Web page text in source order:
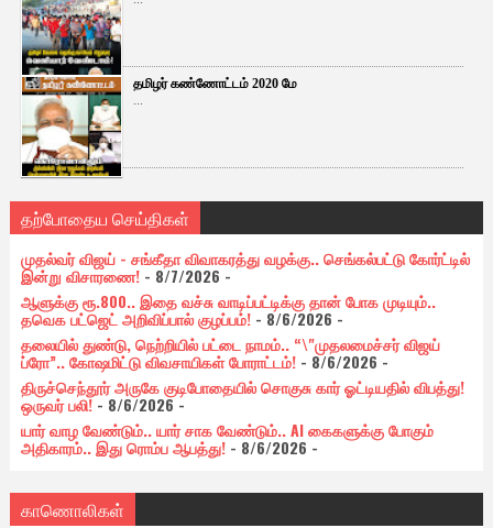
தமிழர் கண்ணோட்டம் 2020 மே
...
தற்போதைய செய்திகள்
முதல்வர் விஜய் - சங்கீதா விவாகரத்து வழக்கு.. செங்கல்பட்டு கோர்ட்டில்
இன்று விசாரணை!- 8/7/2026 -
ஆளுக்கு ரூ.800.. இதை வச்சு வாடிப்பட்டிக்கு தான் போக முடியும்..
தவெக பட்ஜெட் அறிவிப்பால் குழப்பம்!- 8/6/2026 -
தலையில் துண்டு, நெற்றியில் பட்டை நாமம்.. “\"முதலமைச்சர் விஜய்
ப்ரோ”.. கோஷமிட்டு விவசாயிகள் போராட்டம்!- 8/6/2026 -
திருச்செந்தூர் அருகே குடிபோதையில் சொகுசு கார் ஓட்டியதில் விபத்து!
ஒருவர் பலி!- 8/6/2026-
யார் வாழ வேண்டும்.. யார் சாக வேண்டும்.. AI கைகளுக்கு போகும்
அதிகாரம்.. இது ரொம்ப ஆபத்து!- 8/6/2026 -
காணொலிகள்